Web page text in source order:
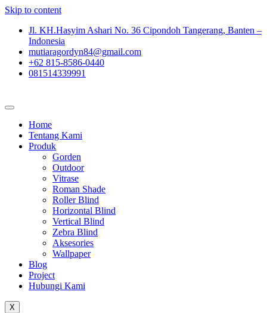
Skip to content
Jl. KH.Hasyim Ashari No. 36 Cipondoh Tangerang, Banten –
Indonesia
mutiaragordyn84@gmail.com
+62 815-8586-0440
081514339991
Home
Tentang Kami
Produk
Gorden
Outdoor
Vitrase
Roman Shade
Roller Blind
Horizontal Blind
Vertical Blind
Zebra Blind
Aksesories
Wallpaper
Blog
Project
Hubungi Kami
X